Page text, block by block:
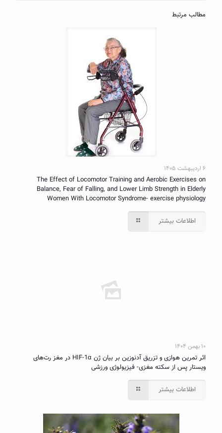
مطالب مرتبط
۶ اردیبهشت ۱۴۰۵
The Effect of Locomotor Training and Aerobic Exercises on
Balance, Fear of Falling, and Lower Limb Strength in Elderly
Women With Locomotor Syndrome- exercise physiology
اطلاعات بیشتر
۱۰ بهمن ۱۴۰۴
اثر تمرین هوازی و تزریق آدنوزین بر بیان ژن HIF-1α در مغز رت‌های
ویستار پس از سکته مغزی- فیزیولوژی ورزشی
اطلاعات بیشتر